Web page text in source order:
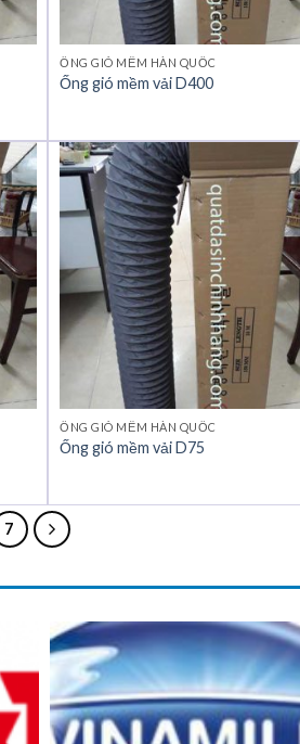
ỐNG GIÓ MỀM HÀN QUỐC
Ống gió mềm vải D400
ỐNG GIÓ MỀM HÀN QUỐC
Ống gió mềm vải D75
7